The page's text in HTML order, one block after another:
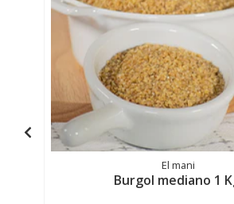
El mani
Burgol mediano 1